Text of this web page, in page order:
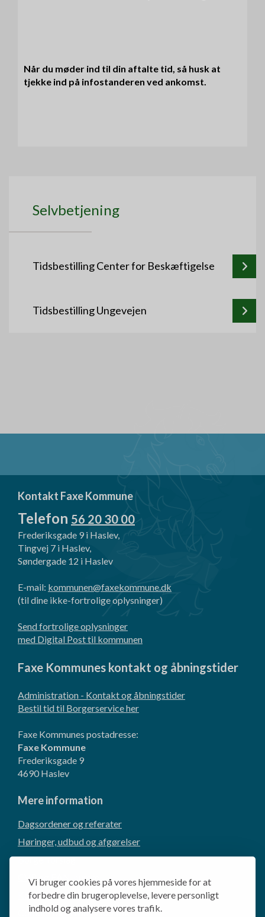
Vi bruger cookies på vores hjemmeside for at
forbedre din brugeroplevelse, levere personligt
indhold og analysere vores trafik.
Når du møder ind til din aftalte tid, så husk at
tjekke ind på infostanderen ved ankomst.
Selvbetjening
Tidsbestilling Center for Beskæftigelse
Tidsbestilling Ungevejen
Kontakt Faxe Kommune
Telefon 56 20 30 00
Frederiksgade 9 i Haslev,
Tingvej 7 i Haslev,
Søndergade 12 i Haslev
E-mail: kommunen@faxekommune.dk
(til dine ikke-fortrolige oplysninger)
Send fortrolige oplysninger
med Digital Post til kommunen
Faxe Kommunes kontakt og åbningstider
Administration - Kontakt og åbningstider
Bestil tid til Borgerservice her
Faxe Kommunes postadresse:
Faxe Kommune
Frederiksgade 9
4690 Haslev
Mere information
Dagsordener og referater
Høringer, udbud og afgørelser
Borgerforslag
CVR og EAN-numre
Kommunikation og presse
Cookie- og privatlivspolitik